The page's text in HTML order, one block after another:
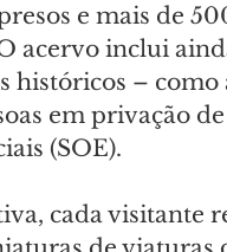
e mais de
acervo inclui
históricos – como
em privação
(SOE).
cada visitante